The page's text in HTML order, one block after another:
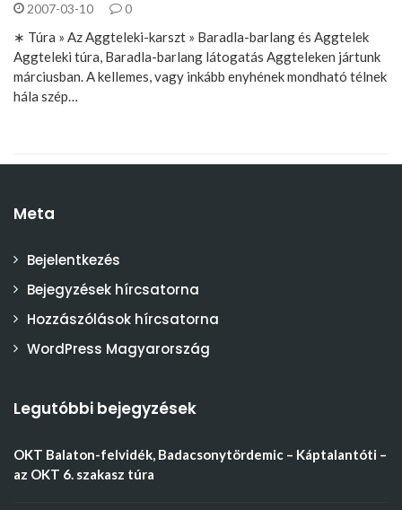
2007-03-10 0
∗ Túra » Az Aggteleki-karszt » Baradla-barlang és Aggtelek
Aggteleki túra, Baradla-barlang látogatás Aggteleken jártunk
márciusban. A kellemes, vagy inkább enyhének mondható télnek
hála szép…
Meta
Bejelentkezés
Bejegyzések hírcsatorna
Hozzászólások hírcsatorna
WordPress Magyarország
Legutóbbi bejegyzések
OKT Balaton-felvidék, Badacsonytördemic – Káptalantóti –
az OKT 6. szakasz túra